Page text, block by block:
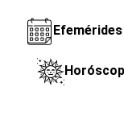
Efemérides